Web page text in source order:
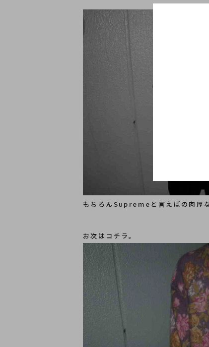
もちろんSupremeと言えばの肉厚
お次はコチラ。